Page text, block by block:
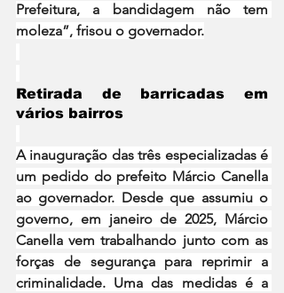
Prefeitura, a bandidagem não tem
moleza”, frisou o governador.
Retirada de barricadas em
vários bairros
A inauguração das três especializadas é
um pedido do prefeito Márcio Canella
ao governador. Desde que assumiu o
governo, em janeiro de 2025, Márcio
Canella vem trabalhando junto com as
forças de segurança para reprimir a
criminalidade. Uma das medidas é a